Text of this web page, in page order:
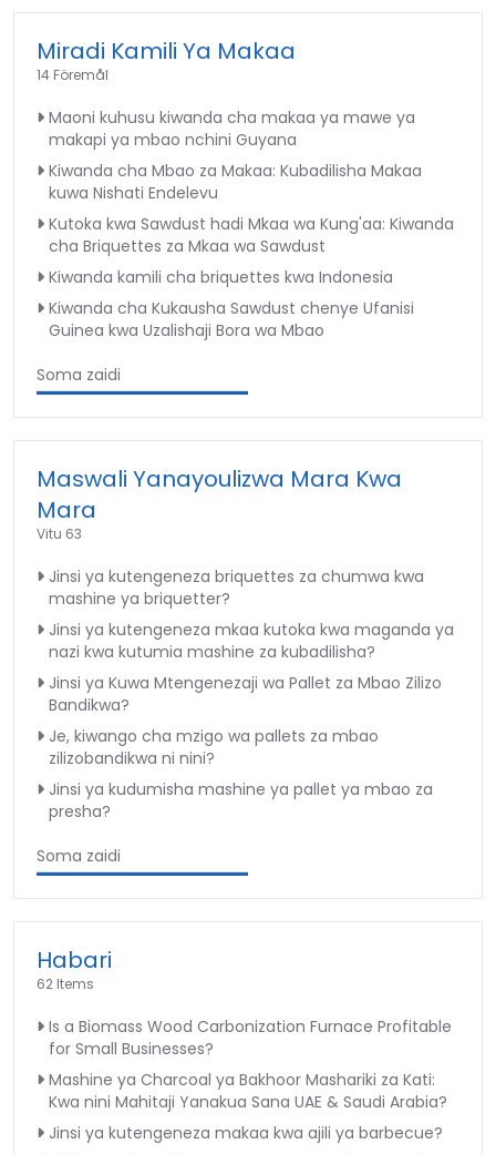
Miradi Kamili Ya Makaa
14 Föremål
Maoni kuhusu kiwanda cha makaa ya mawe ya
makapi ya mbao nchini Guyana
Kiwanda cha Mbao za Makaa: Kubadilisha Makaa
kuwa Nishati Endelevu
Kutoka kwa Sawdust hadi Mkaa wa Kung'aa: Kiwanda
cha Briquettes za Mkaa wa Sawdust
Kiwanda kamili cha briquettes kwa Indonesia
Kiwanda cha Kukausha Sawdust chenye Ufanisi
Guinea kwa Uzalishaji Bora wa Mbao
Soma zaidi
Maswali Yanayoulizwa Mara Kwa
Mara
Vitu 63
Jinsi ya kutengeneza briquettes za chumwa kwa
mashine ya briquetter?
Jinsi ya kutengeneza mkaa kutoka kwa maganda ya
nazi kwa kutumia mashine za kubadilisha?
Jinsi ya Kuwa Mtengenezaji wa Pallet za Mbao Zilizo
Bandikwa?
Je, kiwango cha mzigo wa pallets za mbao
zilizobandikwa ni nini?
Jinsi ya kudumisha mashine ya pallet ya mbao za
presha?
Soma zaidi
Habari
62 Items
Is a Biomass Wood Carbonization Furnace Profitable
for Small Businesses?
Mashine ya Charcoal ya Bakhoor Mashariki za Kati:
Kwa nini Mahitaji Yanakua Sana UAE & Saudi Arabia?
Jinsi ya kutengeneza makaa kwa ajili ya barbecue?